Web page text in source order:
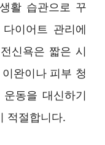
활 습관으로 꾸
이어트 관리에
신욕은 짧은 시
완이나 피부 청
동을 대신하기
적절합니다.